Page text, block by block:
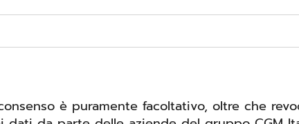
è puramente facoltativo, oltre che